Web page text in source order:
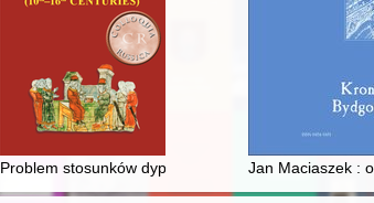
Problem stosunków dyplomatycznych między
Jan Maciaszek :